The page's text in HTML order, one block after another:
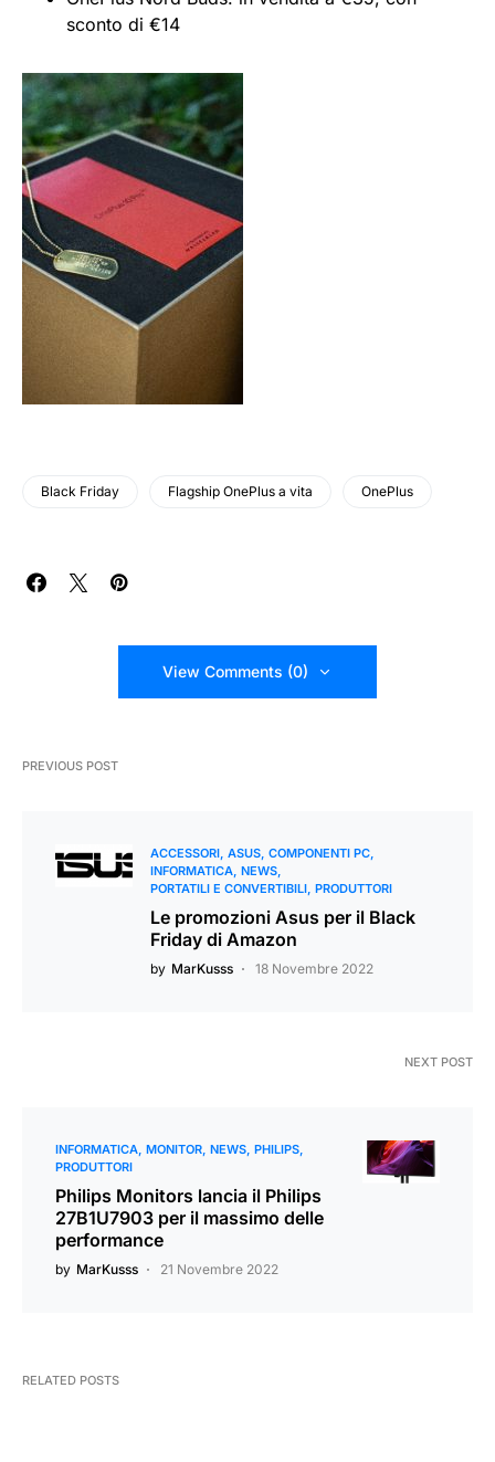
sconto di €14
Black Friday Flagship OnePlus a vita OnePlus
View Comments (0)
PREVIOUS POST
ACCESSORI ASUS COMPONENTI PC
INFORMATICA NEWS
PORTATILI E CONVERTIBILI PRODUTTORI
Le promozioni Asus per il Black
Friday di Amazon
by MarKusss 18 Novembre 2022
NEXT POST
INFORMATICA MONITOR NEWS PHILIPS
PRODUTTORI
Philips Monitors lancia il Philips
27B1U7903 per il massimo delle
performance
by MarKusss 21 Novembre 2022
RELATED POSTS